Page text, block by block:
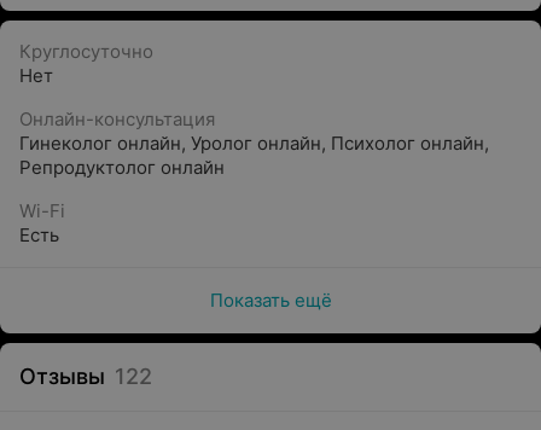
Круглосуточно
Нет
Онлайн-консультация
Гинеколог онлайн, Уролог онлайн, Психолог онлайн,
Репродуктолог онлайн
Wi-Fi
Есть
Показать ещё
Отзывы 122